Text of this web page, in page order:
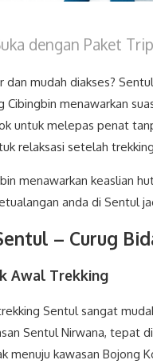
dengan Paket
dan mudah diakses?
Cibingbin menawarkan
untuk melepas penat
relaksasi setelah
menawarkan keaslian
anda di Sentul
– Curug
Awal Trekking
Sentul sangat
Sentul Nirwana, tepat
menuju kawasan Bojong